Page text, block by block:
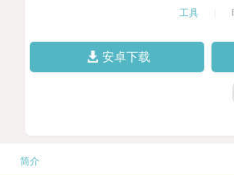
工具
安卓下载
简介